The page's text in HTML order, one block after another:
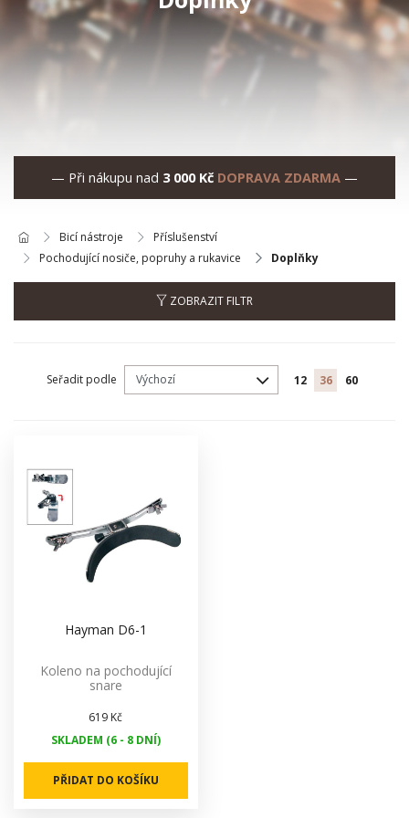
— Při nákupu nad 3 000 Kč DOPRAVA ZDARMA —
Bicí nástroje
Příslušenství
Pochodující nosiče, popruhy a rukavice
Doplňky
ZOBRAZIT FILTR
Seřadit podle 12 36 60
Hayman D6-1
Koleno na pochodující
snare
619 Kč
SKLADEM (6 - 8 DNÍ)
PŘIDAT DO KOŠÍKU